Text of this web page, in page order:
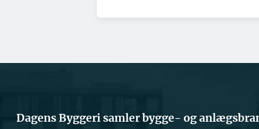
Dagens Byggeri samler bygge- og